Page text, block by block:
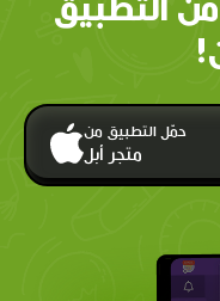
التطبيق
حمّل التطبيق من
متجر أبل